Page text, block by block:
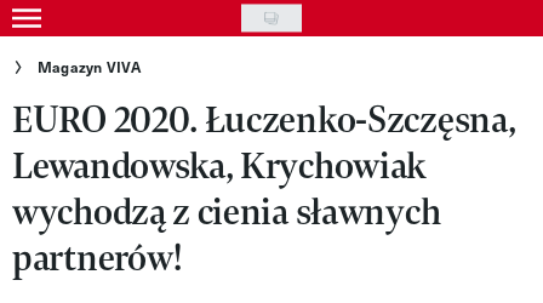
Skip
to
content
Gwiazdy
Ludzie
Moda
Uroda
Styl życia
Magazyn VIVA
EURO 2020. Łuczenko-Szczęsna,
Lewandowska, Krychowiak
wychodzą z cienia sławnych
partnerów!